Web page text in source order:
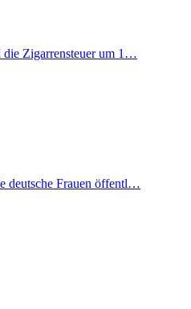
Zigarrensteuer um 1…
deutsche Frauen öffentl…